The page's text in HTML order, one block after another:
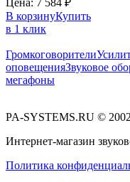
В корзинуКупить
в 1 клик
Громкоговорители
оповещенияЗвуковое
мегафоны
PA-SYSTEMS.RU ©
Интернет-магазин
Политика